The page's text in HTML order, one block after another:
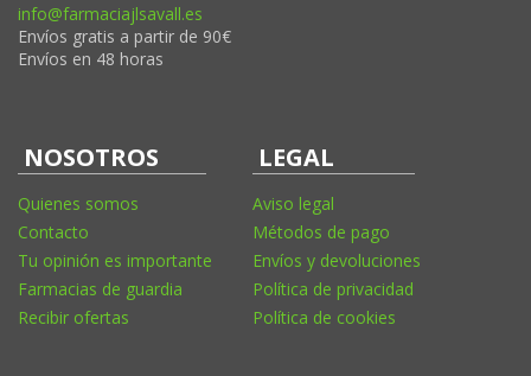
info@farmaciajlsavall.es
Envíos gratis a partir de 90€
Envíos en 48 horas
NOSOTROS
Quienes somos
Contacto
Tu opinión es importante
Farmacias de guardia
Recibir ofertas
LEGAL
Aviso legal
Métodos de pago
Envíos y devoluciones
Política de privacidad
Política de cookies